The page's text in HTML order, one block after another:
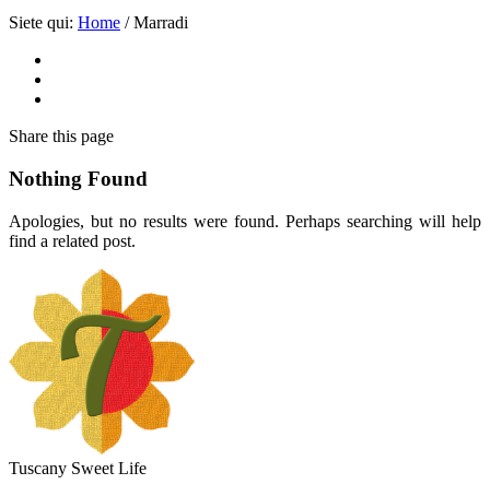
Siete qui: Home / Marradi
Share this page
Nothing Found
Apologies, but no results were found. Perhaps searching will help
find a related post.
Tuscany Sweet Life